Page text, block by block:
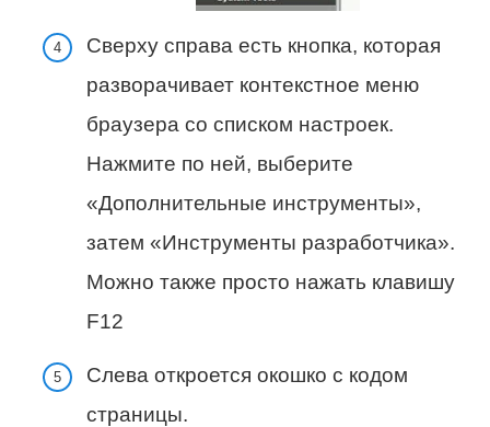
Сверху справа есть кнопка, которая
разворачивает контекстное меню
браузера со списком настроек.
Нажмите по ней, выберите
«Дополнительные инструменты»,
затем «Инструменты разработчика».
Можно также просто нажать клавишу
F12
Слева откроется окошко с кодом
страницы.